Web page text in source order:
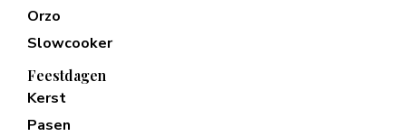
Orzo
Slowcooker
Feestdagen
Kerst
Pasen